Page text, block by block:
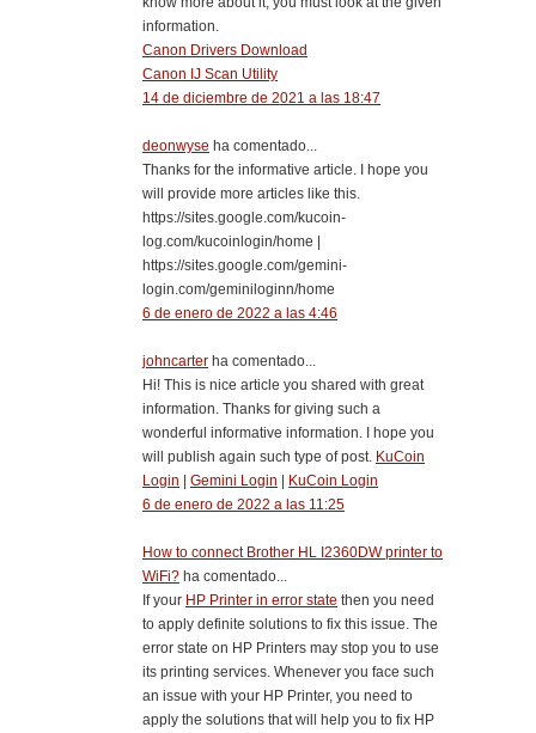
information.
Canon Drivers Download
Canon IJ Scan Utility
14 de diciembre de 2021 a las 18:47
deonwyse ha comentado...
Thanks for the informative article. I hope you
will provide more articles like this.
https://sites.google.com/kucoin-
log.com/kucoinlogin/home |
https://sites.google.com/gemini-
login.com/geminiloginn/home
6 de enero de 2022 a las 4:46
johncarter ha comentado...
Hi! This is nice article you shared with great
information. Thanks for giving such a
wonderful informative information. I hope you
will publish again such type of post. KuCoin
Login | Gemini Login | KuCoin Login
6 de enero de 2022 a las 11:25
How to connect Brother HL I2360DW printer to
WiFi? ha comentado...
If your HP Printer in error state then you need
to apply definite solutions to fix this issue. The
error state on HP Printers may stop you to use
its printing services. Whenever you face such
an issue with your HP Printer, you need to
apply the solutions that will help you to fix HP